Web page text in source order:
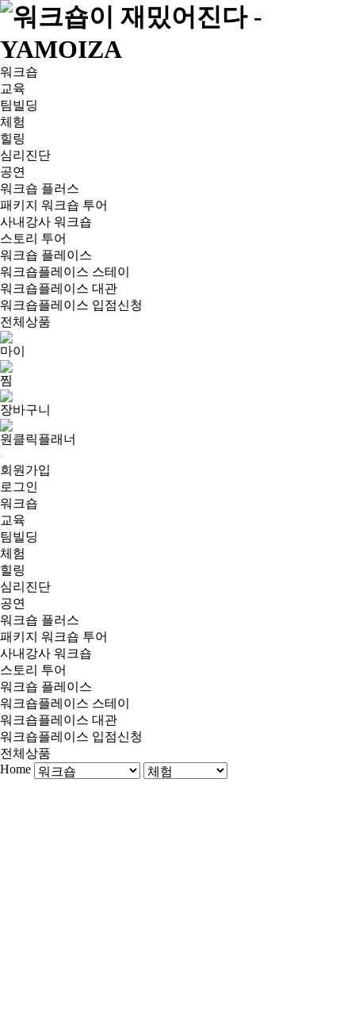
워크숍
교육
팀빌딩
체험
힐링
심리진단
공연
워크숍 플러스
패키지 워크숍 투어
사내강사 워크숍
스토리 투어
워크숍 플레이스
워크숍플레이스 스테이
워크숍플레이스 대관
워크숍플레이스 입점신청
전체상품
마이
찜
장바구니
원클릭플래너
회원가입
로그인
워크숍
교육
팀빌딩
체험
힐링
심리진단
공연
워크숍 플러스
패키지 워크숍 투어
사내강사 워크숍
스토리 투어
워크숍 플레이스
워크숍플레이스 스테이
워크숍플레이스 대관
워크숍플레이스 입점신청
전체상품
Home